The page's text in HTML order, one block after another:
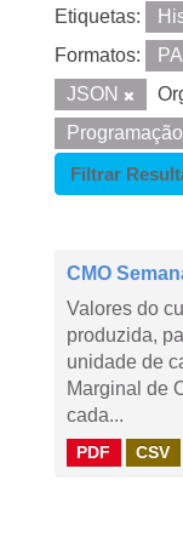
Etiquetas:
Formatos:
JSON
Filtrar
CMO
Valores do
produzida,
unidade de
Marginal de
cada...
PDF CSV